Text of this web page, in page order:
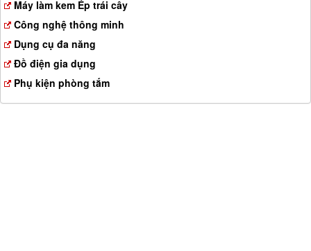
Máy làm kem Ép trái cây
Công nghệ thông minh
Dụng cụ đa năng
Đồ điện gia dụng
Phụ kiện phòng tắm